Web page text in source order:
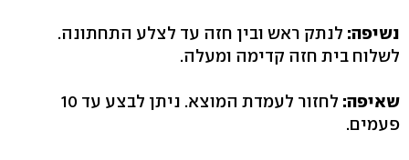
נשיפה: לנתק ראש ובין חזה עד לצלע התחתונה.
לשלוח בית חזה קדימה ומעלה.
שאיפה:
לחזור לעמדת המוצא. ניתן לבצע עד 10
פעמים.